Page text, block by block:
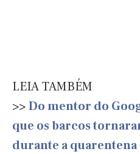
LEIA TAMBÉM
>>Do mentor do
que os barcos
durante a quarentena